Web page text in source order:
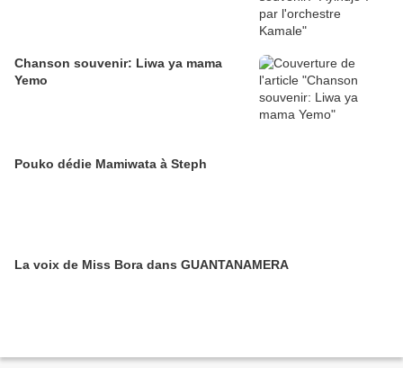
Chanson souvenir: Liwa ya mama
Yemo
Pouko dédie Mamiwata à Steph
La voix de Miss Bora dans GUANTANAMERA